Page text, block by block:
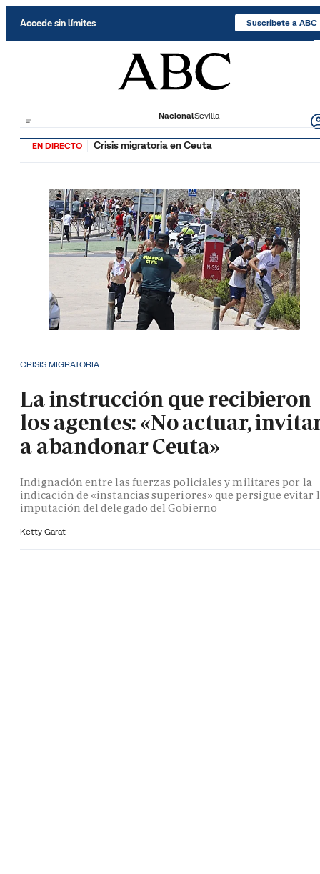
Accede sin límites Suscríbete a ABC
NacionalSevilla
EN DIRECTO Crisis migratoria en Ceuta
CRISIS MIGRATORIA
La instrucción que recibieron
los agentes: «No actuar,
a abandonar Ceuta»
Indignación entre las fuerzas policiales y militares por la
indicación de «instancias superiores» que persigue evitar
imputación del delegado del Gobierno
Ketty Garat